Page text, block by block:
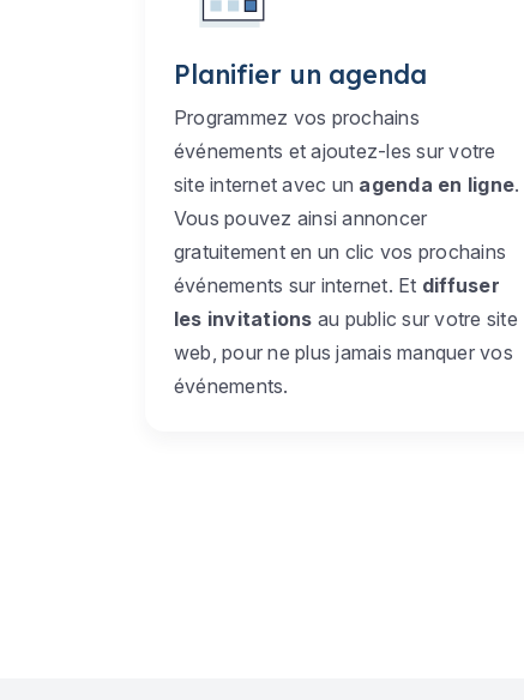
Planifier un agenda
Programmez vos prochains
événements et ajoutez-les sur votre
site internet avec un agenda en ligne.
Vous pouvez ainsi annoncer
gratuitement en un clic vos prochains
événements sur internet. Et diffuser
les invitations au public sur votre site
web, pour ne plus jamais manquer vos
événements.